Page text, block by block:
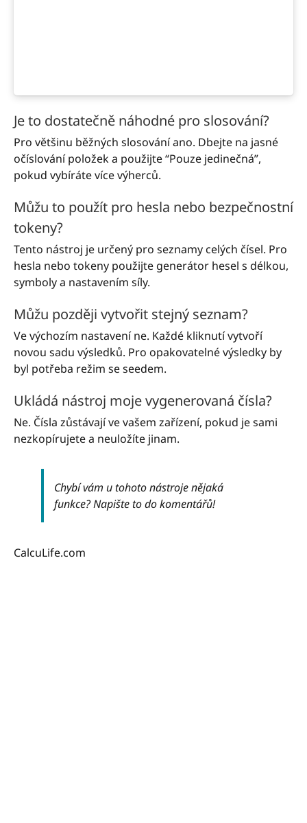
Je to dostatečně náhodné pro slosování?
Pro většinu běžných slosování ano. Dbejte na jasné
očíslování položek a použijte “Pouze jedinečná”,
pokud vybíráte více výherců.
Můžu to použít pro hesla nebo bezpečnostní
tokeny?
Tento nástroj je určený pro seznamy celých čísel. Pro
hesla nebo tokeny použijte generátor hesel s délkou,
symboly a nastavením síly.
Můžu později vytvořit stejný seznam?
Ve výchozím nastavení ne. Každé kliknutí vytvoří
novou sadu výsledků. Pro opakovatelné výsledky by
byl potřeba režim se seedem.
Ukládá nástroj moje vygenerovaná čísla?
Ne. Čísla zůstávají ve vašem zařízení, pokud je sami
nezkopírujete a neuložíte jinam.
Chybí vám u tohoto nástroje nějaká
funkce? Napište to do komentářů!
CalcuLife.com